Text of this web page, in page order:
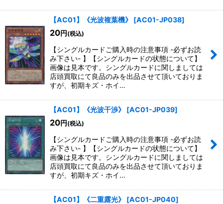
【AC01】《光波複葉機》 [AC01-JP038]
20円 (税込)
【シングルカードご購入時の注意事項 -必ずお読
み下さい- 】【シングルカードの状態について】
画像は見本です。シングルカードに関しましては
店頭買取にて良品のみを出品させて頂いておりま
すが、初期キズ・ホイ…
【AC01】《光波干渉》 [AC01-JP039]
20円 (税込)
【シングルカードご購入時の注意事項 -必ずお読
み下さい- 】【シングルカードの状態について】
画像は見本です。シングルカードに関しましては
店頭買取にて良品のみを出品させて頂いておりま
すが、初期キズ・ホイ…
【AC01】《二重露光》 [AC01-JP040]